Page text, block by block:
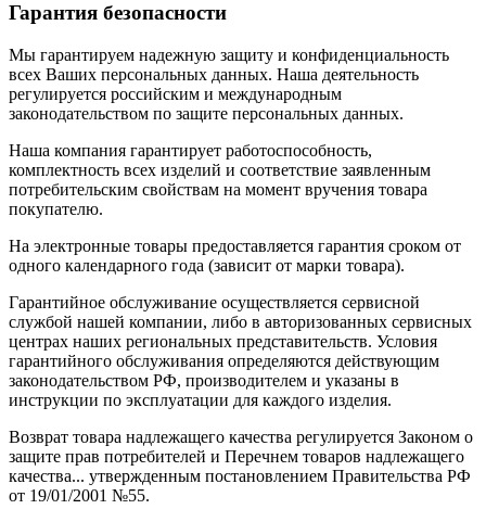
Гарантия безопасности
Мы гарантируем надежную защиту и конфиденциальность
всех Ваших персональных данных. Наша деятельность
регулируется российским и международным
законодательством по защите персональных данных.
Наша компания гарантирует работоспособность,
комплектность всех изделий и соответствие заявленным
потребительским свойствам на момент вручения товара
покупателю.
На электронные товары предоставляется гарантия сроком от
одного календарного года (зависит от марки товара).
Гарантийное обслуживание осуществляется сервисной
службой нашей компании, либо в авторизованных сервисных
центрах наших региональных представительств. Условия
гарантийного обслуживания определяются действующим
законодательством РФ, производителем и указаны в
инструкции по эксплуатации для каждого изделия.
Возврат товара надлежащего качества регулируется Законом о
защите прав потребителей и Перечнем товаров надлежащего
качества... утвержденным постановлением Правительства РФ
от 19/01/2001 №55.